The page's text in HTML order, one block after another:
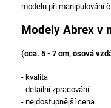
modelu při manipulování
Modely Abrex v
(cca. 5 - 7 cm, osová
- kvalita
- detailní zpracování
- nejdostupnější cena